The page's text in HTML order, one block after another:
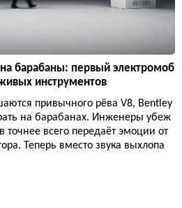
барабаны: первый электромоб
инструментов
привычного рёва V8, Bentley
на барабанах. Инженеры убеж
всего передаёт эмоции от
Теперь вместо звука выхлопа